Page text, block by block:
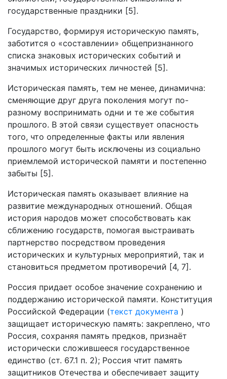
государственные праздники [5].
Государство, формируя историческую память,
заботится о «составлении» общепризнанного
списка знаковых исторических событий и
значимых исторических личностей [5].
Историческая память, тем не менее, динамична:
сменяющие друг друга поколения могут по-
разному воспринимать одни и те же события
прошлого. В этой связи существует опасность
того, что определенные факты или явления
прошлого могут быть исключены из социально
приемлемой исторической памяти и постепенно
забыты [5].
Историческая память оказывает влияние на
развитие международных отношений. Общая
история народов может способствовать как
сближению государств, помогая выстраивать
партнерство посредством проведения
исторических и культурных мероприятий, так и
становиться предметом противоречий [4, 7].
Россия придает особое значение сохранению и
поддержанию исторической памяти. Конституция
Российской Федерации (текст документа )
защищает историческую память: закреплено, что
Россия, сохраняя память предков, признаёт
исторически сложившееся государственное
единство (ст. 67.1 п. 2); Россия чтит память
защитников Отечества и обеспечивает защиту